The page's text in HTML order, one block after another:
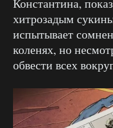
Константина,
хитрозадым
испытывает
коленях, но
обвести всех